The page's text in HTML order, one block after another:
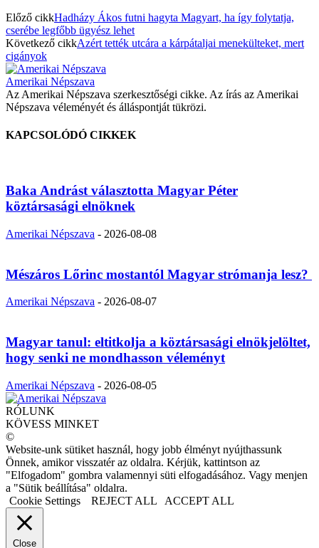
Előző cikkHadházy Ákos futni hagyta Magyart, ha így folytatja,
cserébe legfőbb ügyész lehet
Következő cikkAzért tették utcára a kárpátaljai menekülteket, mert
cigányok
Amerikai Népszava
Az Amerikai Népszava szerkesztőségi cikke. Az írás az Amerikai
Népszava véleményét és álláspontját tükrözi.
KAPCSOLÓDÓ CIKKEK
Baka Andrást választotta Magyar Péter
köztársasági elnöknek
Amerikai Népszava - 2026-08-08
Mészáros Lőrinc mostantól Magyar strómanja lesz?
Amerikai Népszava - 2026-08-07
Magyar tanul: eltitkolja a köztársasági elnökjelöltet,
hogy senki ne mondhasson véleményt
Amerikai Népszava - 2026-08-05
RÓLUNK
KÖVESS MINKET
©
Website-unk sütiket használ, hogy jobb élményt nyújthassunk
Önnek, amikor visszatér az oldalra. Kérjük, kattintson az
"Elfogadom" gombra valamennyi süti elfogadásához. Vagy menjen
a "Sütik beállítása" oldalra.
Cookie Settings
REJECT ALL ACCEPT ALL
Close